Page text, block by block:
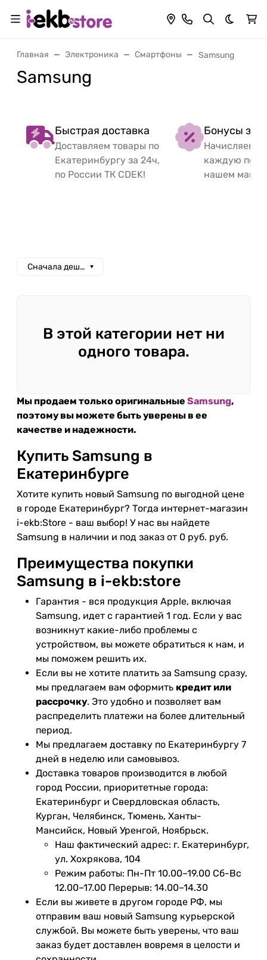
Темная
Главная Электроника Смартфоны Samsung
Samsung
Быстрая доставка
Доставляем товары по
Екатеринбургу за 24ч,
по России ТК CDEK!
Бонусы за
Начисляем
каждую
нашем
Сначала дешевые
В этой категории нет ни
одного товара.
Мы продаем только оригинальные Samsung,
поэтому вы можете быть уверены в ее
качестве и надежности.
Купить Samsung в
Екатеринбурге
Хотите купить новый Samsung по выгодной цене
в городе Екатеринбург? Тогда интернет-магазин
i-ekb:Store - ваш выбор! У нас вы найдете
Samsung в наличии и под заказ от 0 руб. руб.
Преимущества покупки
Samsung в i-ekb:store
Гарантия - вся продукция Apple, включая
Samsung, идет с гарантией 1 год. Если у вас
возникнут какие-либо проблемы с
устройством, вы можете обратиться к нам, и
мы поможем решить их.
Если вы не хотите платить за Samsung сразу,
мы предлагаем вам оформить кредит или
рассрочку. Это удобно и позволяет вам
распределить платежи на более длительный
период.
Мы предлагаем доставку по Екатеринбургу 7
дней в неделю или самовывоз.
Доставка товаров производится в любой
город России, приоритетные города:
Екатеринбург и Свердловская область,
Курган, Челябинск, Тюмень, Ханты-
Мансийск, Новый Уренгой, Ноябрьск.
Наш фактический адрес: г. Екатеринбург,
ул. Хохрякова, 104
Режим работы: Пн-Пт 10.00–19.00 Сб-Вс
12.00–17.00 Перерыв: 14.00–14.30
Если вы живете в другом городе РФ, мы
отправим ваш новый Samsung курьерской
службой. Вы можете быть уверены, что ваш
заказ будет доставлен вовремя в целости и